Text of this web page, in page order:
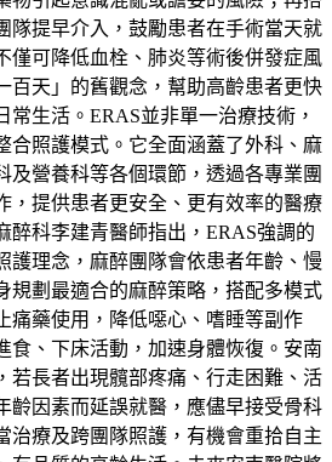
隊提早介入，鼓勵患者在手術當天就
僅可降低血栓、肺炎等術後併發症風
百天」的舊觀念，幫助高齡患者更快
常生活。ERAS並非單一治療技術，
合照護模式。它全面涵蓋了外科、麻
及營養科等各個環節，透過各專業團
，提供患者更安全、更有效率的醫療
醉科李建青醫師指出，ERAS強調的
護理念，麻醉團隊會依患者年齡、慢
規劃最適合的麻醉策略，搭配多模式
痛藥使用，降低噁心、嗜睡等副作
食、下床活動，加速身體恢復。安南
若長者出現髖部疼痛、行走困難、活
齡因素而延誤就醫，應儘早接受骨科
治療及跨團隊照護，有機會重拾自主